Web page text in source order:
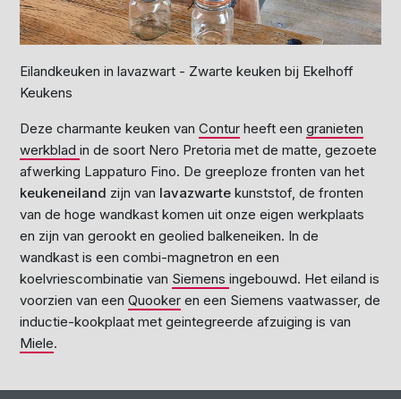
Eilandkeuken in lavazwart - Zwarte keuken bij Ekelhoff
Keukens
Deze charmante keuken vanContur heeft eengranieten
werkbladin de soort Nero Pretoria met de matte, gezoete
afwerking Lappaturo Fino. De greeploze fronten van het
keukeneiland zijn van lavazwarte kunststof, de fronten
van de hoge wandkast komen uit onze eigen werkplaats
en zijn van gerookt en geolied balkeneiken. In de
wandkast is een combi-magnetron en een
koelvriescombinatie van Siemensingebouwd. Het eiland is
voorzien van eenQuooker en een Siemens vaatwasser, de
inductie-kookplaat met geintegreerde afzuiging is van
Miele.